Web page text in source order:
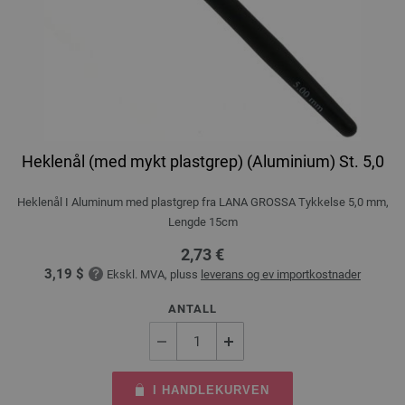
Heklenål (med mykt plastgrep) (Aluminium) St. 5,0
Heklenål I Aluminum med plastgrep fra LANA GROSSA Tykkelse 5,0 mm,
Lengde 15cm
2,73 €
3,19 $ Ekskl. MVA, pluss leverans og ev importkostnader
ANTALL
I HANDLEKURVEN